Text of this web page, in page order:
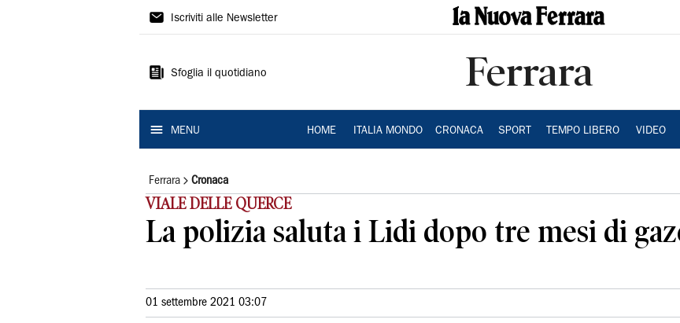
La
Ferrara
Iscriviti alle Newsletter
Sfoglia il quotidiano Ferrara
MENU HOME ITALIA MONDO CRONACA SPORT TEMPO LIBERO VIDEO
Ferrara Cronaca
VIALE DELLE QUERCE
La polizia saluta i Lidi dopo tre mesi di
01 settembre 2021 03:07